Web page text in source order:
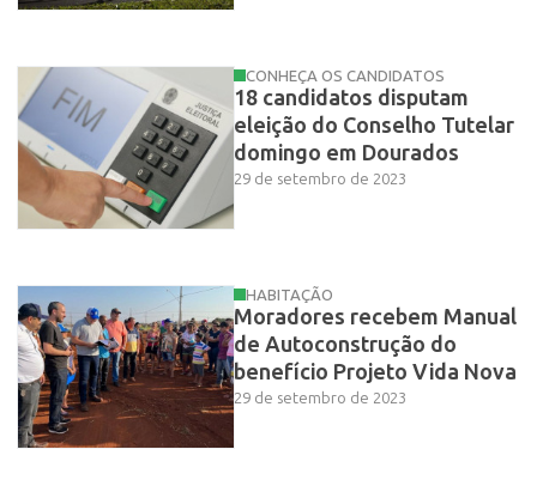
CONHEÇA OS CANDIDATOS
18 candidatos disputam
eleição do Conselho Tutelar
domingo em Dourados
29 de setembro de 2023
HABITAÇÃO
Moradores recebem Manual
de Autoconstrução do
benefício Projeto Vida Nova
29 de setembro de 2023